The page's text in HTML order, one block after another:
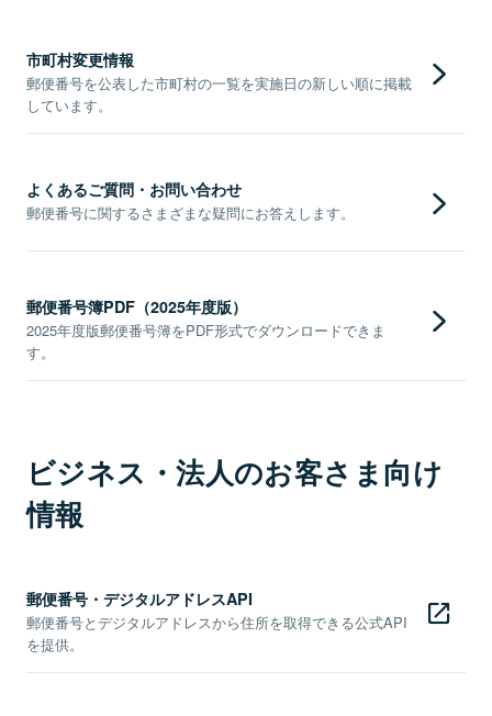
市町村変更情報
郵便番号を公表した市町村の一覧を実施日の新しい順に掲載
しています。
よくあるご質問・お問い合わせ
郵便番号に関するさまざまな疑問にお答えします。
郵便番号簿PDF（2025年度版）
2025年度版郵便番号簿をPDF形式でダウンロードできま
す。
ビジネス・法人のお客さま向け
情報
郵便番号・デジタルアドレスAPI
郵便番号とデジタルアドレスから住所を取得できる公式API
を提供。